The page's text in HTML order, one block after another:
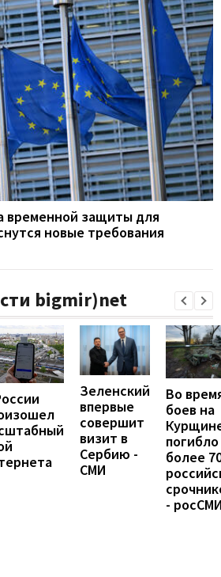
временной защиты для
новые требования
bigmir)net
Зеленский
впервые
совершит
визит в
Сербию -
СМИ
Во
боев на
погибло
более
-